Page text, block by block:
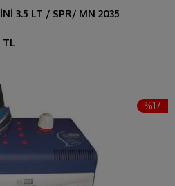
3.5 LT / SPR/ MN 2035
TL
%17